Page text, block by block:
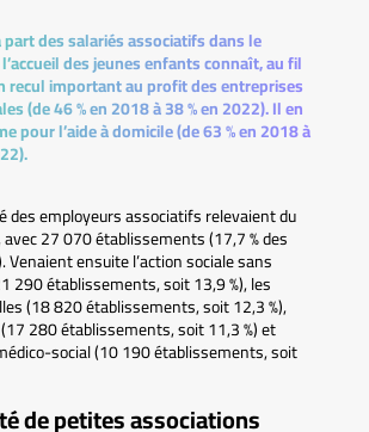
des salariés associatifs dans le
des jeunes enfants connaît, au fil
recul important au profit des entreprises
(de 46 % en 2018 à 38 % en 2022). Il en
pour l’aide à domicile (de 63 % en 2018 à
des employeurs associatifs relevaient du
27 070 établissements (17,7 % des
ensuite l’action sociale sans
290 établissements, soit 13,9 %), les
(18 820 établissements, soit 12,3 %),
280 établissements, soit 11,3 %) et
social (10 190 établissements, soit
de petites associations